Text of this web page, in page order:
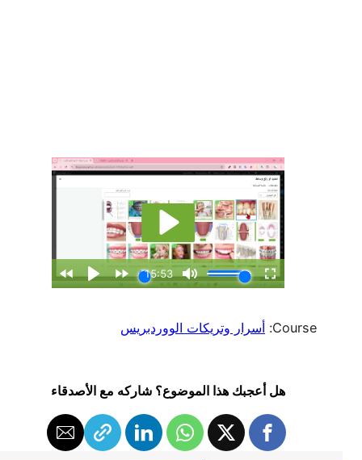
Course: أسرار وتريكات الووردبريس
هل أعجبك هذا الموضوع؟ شاركه مع الأصدقاء